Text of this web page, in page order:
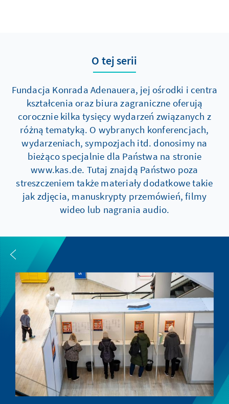
O tej serii
Fundacja Konrada Adenauera, jej ośrodki i centra
kształcenia oraz biura zagraniczne oferują
corocznie kilka tysięcy wydarzeń związanych z
różną tematyką. O wybranych konferencjach,
wydarzeniach, sympozjach itd. donosimy na
bieżąco specjalnie dla Państwa na stronie
www.kas.de. Tutaj znajdą Państwo poza
streszczeniem także materiały dodatkowe takie
jak zdjęcia, manuskrypty przemówień, filmy
wideo lub nagrania audio.